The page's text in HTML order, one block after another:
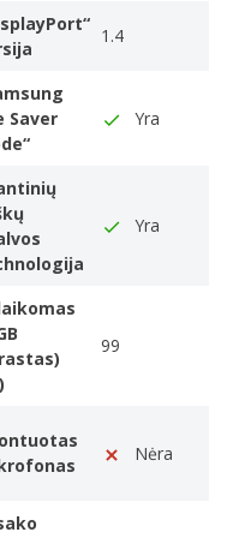
the brightest
display can be
1.4
Saver
Yra
Yra
99
Nėra